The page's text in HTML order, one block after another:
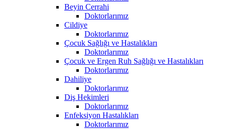
Beyin Cerrahi
Doktorlarımız
Cildiye
Doktorlarımız
Çocuk Sağlığı ve Hastalıkları
Doktorlarımız
Çocuk ve Ergen Ruh Sağlığı ve Hastalıkları
Doktorlarımız
Dahiliye
Doktorlarımız
Diş Hekimleri
Doktorlarımız
Enfeksiyon Hastalıkları
Doktorlarımız